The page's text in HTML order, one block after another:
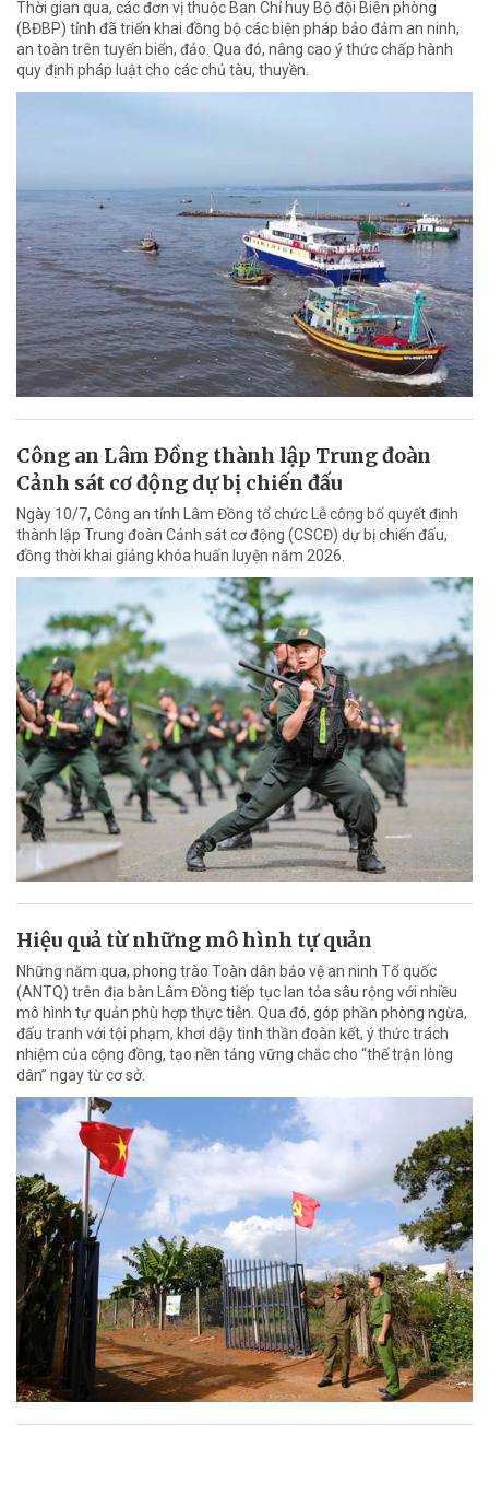
Thời gian qua, các đơn vị thuộc Ban Chỉ huy Bộ đội Biên phòng
(BĐBP) tỉnh đã triển khai đồng bộ các biện pháp bảo đảm an ninh,
an toàn trên tuyến biển, đảo. Qua đó, nâng cao ý thức chấp hành
quy định pháp luật cho các chủ tàu, thuyền.
Công an Lâm Đồng thành lập Trung đoàn
Cảnh sát cơ động dự bị chiến đấu
Ngày 10/7, Công an tỉnh Lâm Đồng tổ chức Lễ công bố quyết định
thành lập Trung đoàn Cảnh sát cơ động (CSCĐ) dự bị chiến đấu,
đồng thời khai giảng khóa huấn luyện năm 2026.
Hiệu quả từ những mô hình tự quản
Những năm qua, phong trào Toàn dân bảo vệ an ninh Tổ quốc
(ANTQ) trên địa bàn Lâm Đồng tiếp tục lan tỏa sâu rộng với nhiều
mô hình tự quản phù hợp thực tiễn. Qua đó, góp phần phòng ngừa,
đấu tranh với tội phạm, khơi dậy tinh thần đoàn kết, ý thức trách
nhiệm của cộng đồng, tạo nền tảng vững chắc cho “thế trận lòng
dân” ngay từ cơ sở.